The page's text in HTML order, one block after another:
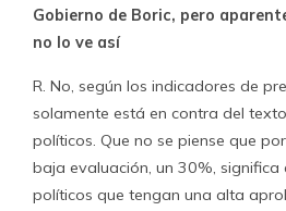
Gobierno de Boric, pero
no lo ve así
R. No, según los indicadores de
solamente está en contra del
políticos. Que no se piense que
baja evaluación, un 30%, significa
políticos que tengan una alta